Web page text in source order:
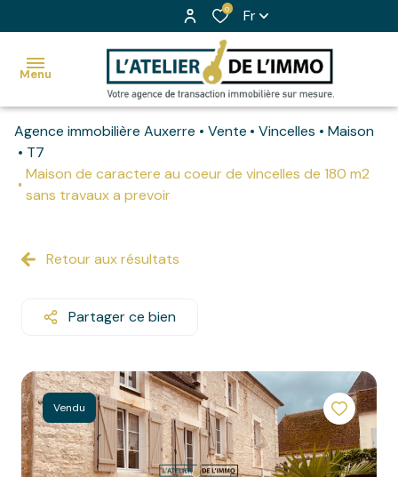
0 Fr
Menu
accueil
nos
ventes
Voir
les
Nos
biens à
location
estimation
contact
Agence immobilière Auxerre Vente Vincelles
Maison
T7
Maison de caractere au coeur de vincelles de 180 m2
sans travaux a prevoir
Retour aux résultats
Partager ce bien
Vendu